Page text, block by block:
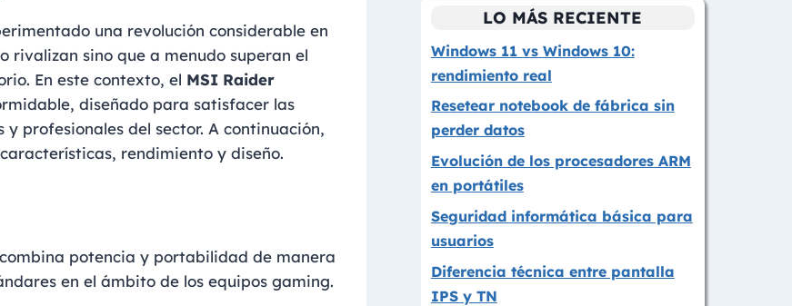
una revolución considerable en
rivalizan sino que a menudo superan el
En este contexto, el MSI Raider
diseñado para satisfacer las
profesionales del sector. A continuación,
rendimiento y diseño.
potencia y portabilidad de manera
en el ámbito de los equipos gaming.
LO MÁS RECIENTE
Windows 11 vs Windows 10:
rendimiento real
Resetear notebook de fábrica sin
perder datos
Evolución de los procesadores ARM
en portátiles
Seguridad informática básica para
usuarios
Diferencia técnica entre pantalla
IPS y TN